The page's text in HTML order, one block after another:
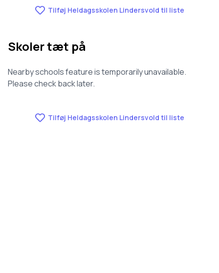
Tilføj Heldagsskolen Lindersvold til liste
Skoler tæt på
Nearby schools feature is temporarily unavailable.
Please check back later.
Tilføj Heldagsskolen Lindersvold til liste